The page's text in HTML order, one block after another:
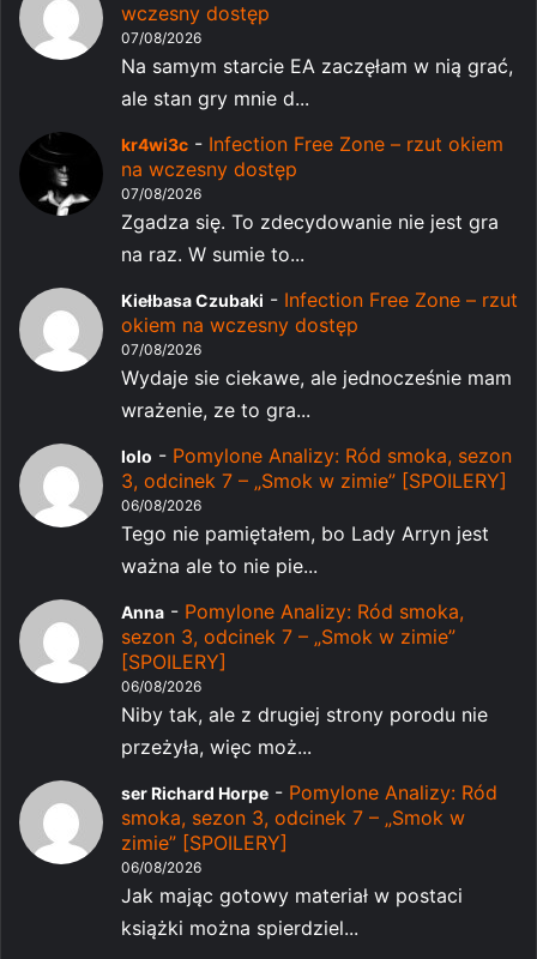
wczesny dostęp
07/08/2026
Na samym starcie EA zaczęłam w nią grać,
ale stan gry mnie d...
kr4wi3c - Infection Free Zone – rzut okiem
na wczesny dostęp
07/08/2026
Zgadza się. To zdecydowanie nie jest gra
na raz. W sumie to...
Kiełbasa Czubaki - Infection Free Zone – rzut
okiem na wczesny dostęp
07/08/2026
Wydaje sie ciekawe, ale jednocześnie mam
wrażenie, ze to gra...
lolo - Pomylone Analizy: Ród smoka, sezon
3, odcinek 7 – „Smok w zimie” [SPOILERY]
06/08/2026
Tego nie pamiętałem, bo Lady Arryn jest
ważna ale to nie pie...
Anna - Pomylone Analizy: Ród smoka,
sezon 3, odcinek 7 – „Smok w zimie”
[SPOILERY]
06/08/2026
Niby tak, ale z drugiej strony porodu nie
przeżyła, więc moż...
ser Richard Horpe - Pomylone Analizy: Ród
smoka, sezon 3, odcinek 7 – „Smok w
zimie” [SPOILERY]
06/08/2026
Jak mając gotowy materiał w postaci
książki można spierdziel...